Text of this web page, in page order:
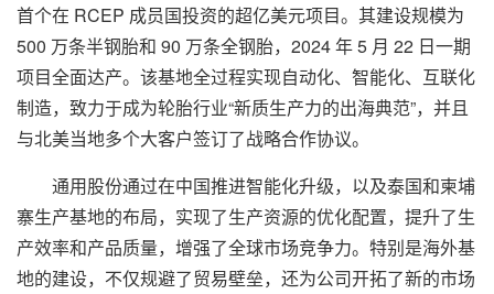
首个在 RCEP 成员国投资的超亿美元项目。其建设规模为
500 万条半钢胎和 90 万条全钢胎，2024 年 5 月 22 日一期
项目全面达产。该基地全过程实现自动化、智能化、互联化
制造，致力于成为轮胎行业“新质生产力的出海典范”，并且
与北美当地多个大客户签订了战略合作协议。
通用股份通过在中国推进智能化升级，以及泰国和柬埔
寨生产基地的布局，实现了生产资源的优化配置，提升了生
产效率和产品质量，增强了全球市场竞争力。特别是海外基
地的建设，不仅规避了贸易壁垒，还为公司开拓了新的市场